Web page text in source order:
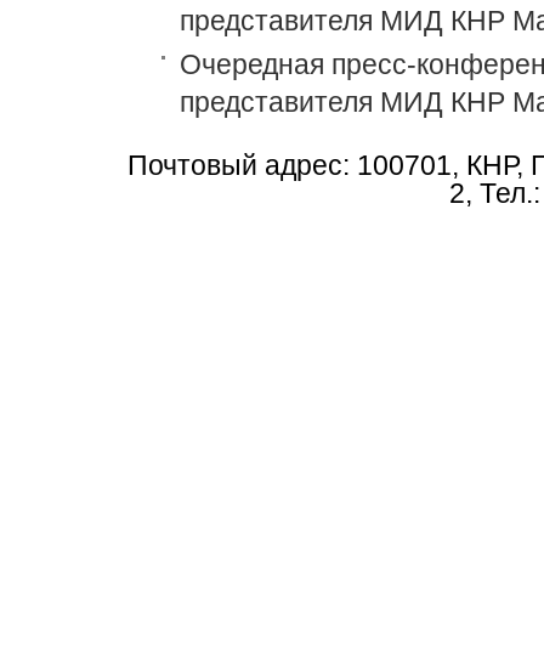
представителя МИД КНР
Очередная пресс-
представителя МИД КНР
Почтовый адрес: 100701, КНР,
2,